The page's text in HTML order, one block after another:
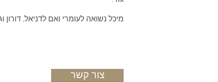
מיכל נשואה לעומרי ואם לדניאל, דורון
צור קשר